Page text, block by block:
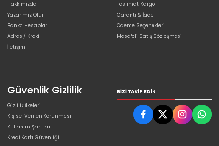
Hakkımızda
Yazarımız Olun
Banka Hesapları
Adres / Kroki
İletişim
Teslimat Kargo
Garanti & İade
Ödeme Seçenekleri
Mesafeli Satış Sözleşmesi
Güvenlik Gizlilik
Gizlilik İlkeleri
Kişisel Verilen Korunması
Kullanım Şartları
Kredi Kartı Güvenliği
BIZI TAKIP EDIN